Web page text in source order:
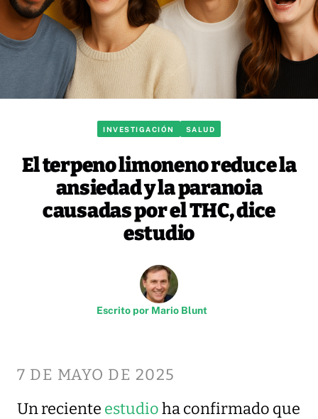
INVESTIGACIÓN SALUD
El terpeno limoneno reduce la
ansiedad y la paranoia
causadas por el THC, dice
estudio
Escrito por Mario Blunt
7 DE MAYO DE 2025
Un reciente estudioha confirmado que